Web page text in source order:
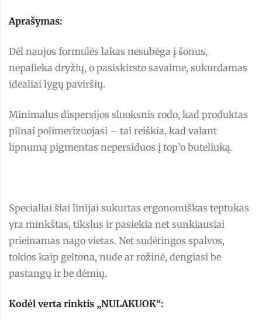
Aprašymas:
Dėl naujos formulės lakas nesubėga į šonus,
nepalieka dryžių, o pasiskirsto savaime, sukurdamas
idealiai lygų paviršių.
Minimalus dispersijos sluoksnis rodo, kad produktas
pilnai polimerizuojasi – tai reiškia, kad valant
lipnumą pigmentas nepersiduos į top’o buteliuką.
Specialiai šiai linijai sukurtas ergonomiškas teptukas
yra minkštas, tikslus ir pasiekia net sunkiausiai
prieinamas nago vietas. Net sudėtingos spalvos,
tokios kaip geltona, nude ar rožinė, dengiasi be
pastangų ir be dėmių.
Kodėl verta rinktis „NULAKUOK“: